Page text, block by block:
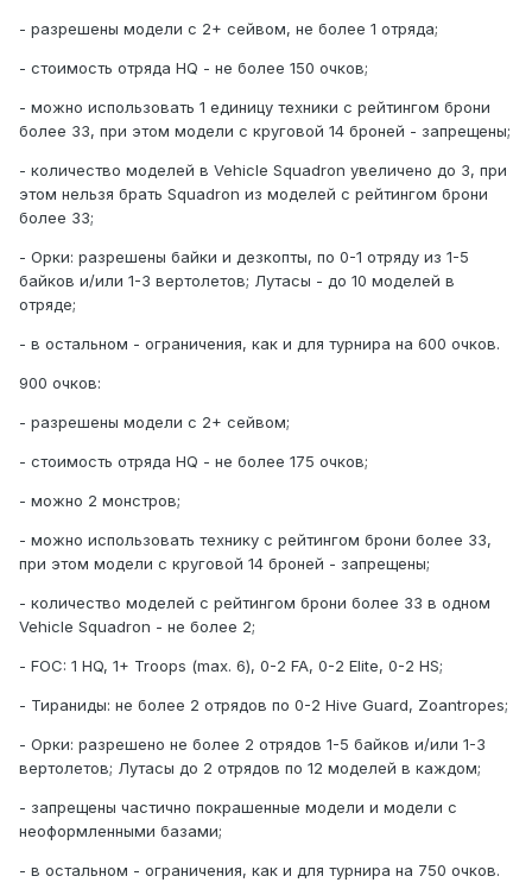
- разрешены модели с 2+ сейвом, не более 1 отряда;
- стоимость отряда HQ - не более 150 очков;
- можно использовать 1 единицу техники с рейтингом брони
более 33, при этом модели с круговой 14 броней - запрещены;
- количество моделей в Vehicle Squadron увеличено до 3, при
этом нельзя брать Squadron из моделей с рейтингом брони
более 33;
- Орки: разрешены байки и дезкопты, по 0-1 отряду из 1-5
байков и/или 1-3 вертолетов; Лутасы - до 10 моделей в
отряде;
- в остальном - ограничения, как и для турнира на 600 очков.
900 очков:
- разрешены модели с 2+ сейвом;
- стоимость отряда HQ - не более 175 очков;
- можно 2 монстров;
- можно использовать технику с рейтингом брони более 33,
при этом модели с круговой 14 броней - запрещены;
- количество моделей с рейтингом брони более 33 в одном
Vehicle Squadron - не более 2;
- FOC: 1 HQ, 1+ Troops (max. 6), 0-2 FA, 0-2 Elite, 0-2 HS;
- Тираниды: не более 2 отрядов по 0-2 Hive Guard, Zoantropes;
- Орки: разрешено не более 2 отрядов 1-5 байков и/или 1-3
вертолетов; Лутасы до 2 отрядов по 12 моделей в каждом;
- запрещены частично покрашенные модели и модели с
неоформленными базами;
- в остальном - ограничения, как и для турнира на 750 очков.